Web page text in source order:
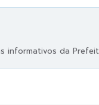
informativos da